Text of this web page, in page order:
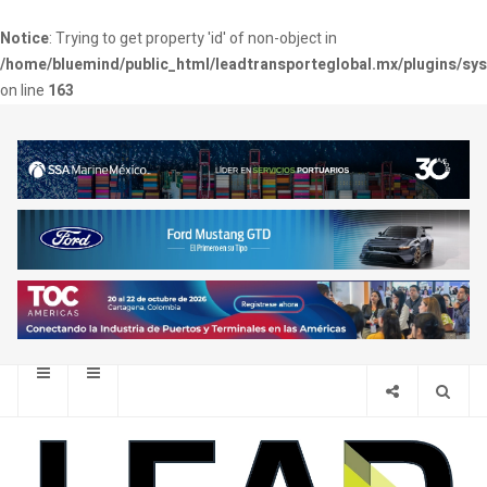
Notice: Trying to get property 'id' of non-object in
/home/bluemind/public_html/leadtransporteglobal.mx/plugins/
on line 163